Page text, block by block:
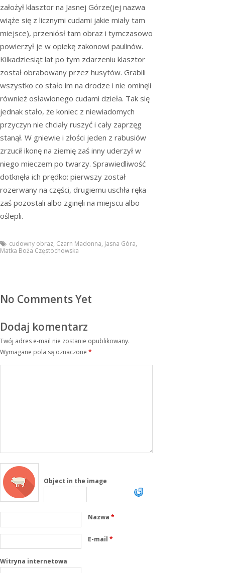
założył klasztor na Jasnej Górze(jej nazwa
wiąże się z licznymi cudami jakie miały tam
miejsce), przeniósł tam obraz i tymczasowo
powierzył je w opiekę zakonowi paulinów.
Kilkadziesiąt lat po tym zdarzeniu klasztor
został obrabowany przez husytów. Grabili
wszystko co stało im na drodze i nie ominęli
również osławionego cudami dzieła. Tak się
jednak stało, że koniec z niewiadomych
przyczyn nie chciały ruszyć i cały zaprzęg
stanął. W gniewie i złości jeden z rabusiów
zrzucił ikonę na ziemię zaś inny uderzył w
niego mieczem po twarzy. Sprawiedliwość
dotknęła ich prędko: pierwszy został
rozerwany na części, drugiemu uschła ręka
zaś pozostali albo zginęli na miejscu albo
oślepli.
cudowny obraz, Czarn Madonna, Jasna Góra,
Matka Boża Częstochowska
No Comments Yet
Dodaj komentarz
Twój adres e-mail nie zostanie opublikowany.
Wymagane pola są oznaczone *
Object in the image
Nazwa*
E-mail*
Witryna internetowa